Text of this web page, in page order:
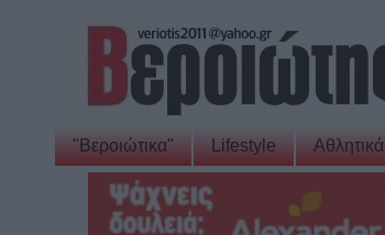
"Βεροιώτικα" Lifestyle Αθλητικά